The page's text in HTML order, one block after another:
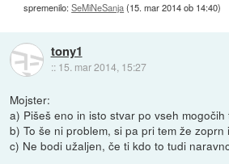
spremenilo:SeMiNeSanja(15. mar 2014 ob 14:40)
tony1
:: 15. mar 2014, 15:27
Mojster:
a) Pišeš eno in isto stvar po vseh mogočih
b) To še ni problem, si pa pri tem že zoprn
c) Ne bodi užaljen, če ti kdo to tudi